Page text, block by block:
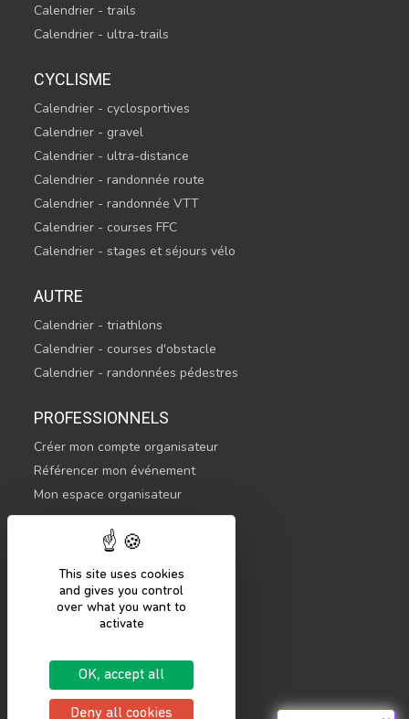
This site uses cookies
and gives you control
over what you want to
activate
OK, accept all
Deny all cookies
Calendrier - trails
Calendrier - ultra-trails
CYCLISME
Calendrier - cyclosportives
Calendrier - gravel
Calendrier - ultra-distance
Calendrier - randonnée route
Calendrier - randonnée VTT
Calendrier - courses FFC
Calendrier - stages et séjours vélo
AUTRE
Calendrier - triathlons
Calendrier - courses d'obstacle
Calendrier - randonnées pédestres
PROFESSIONNELS
Créer mon compte organisateur
Référencer mon événement
Mon espace organisateur
CONTACTEZ-NOUS
COMMENCER
Se connecter
Mentions légales
Politique de confidentialité